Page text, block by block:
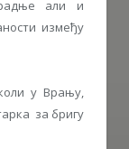
али и
између
у Врању,
за бригу